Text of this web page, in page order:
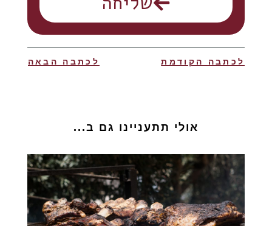
לכתבה הקודמת לכתבה הבאה
אולי תתעניינו גם ב...